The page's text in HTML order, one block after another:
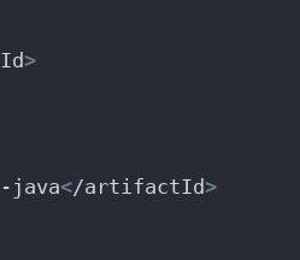
>
java</artifactId >